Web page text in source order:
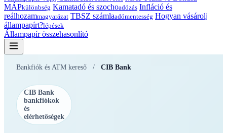
MÁPkülönbség Kamatadó és szochoadózás Infláció és
reálhozammagyarázat TBSZ számlaadómentesség Hogyan vásárolj
állampapírt?lépések
Állampapír összehasonlító
Bankfiók és ATM kereső / CIB Bank
CIB Bank
bankfiókok
és
elérhetőségek